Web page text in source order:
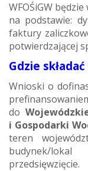
WFOŚiGW
na podstawie:
faktury
potwierdzającej
Gdzie
Wnioski o
do
i Gospodarki
teren
budynek/
przedsięwzięcie.